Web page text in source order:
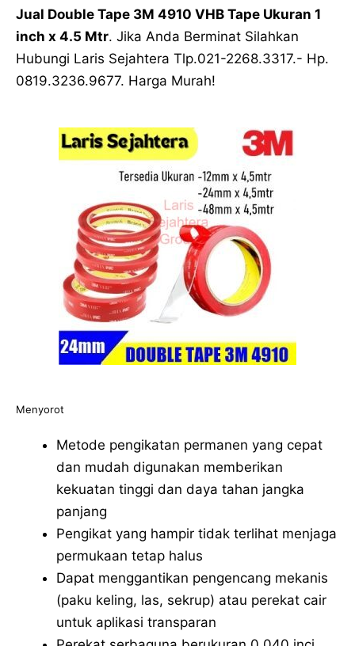
Jual Double Tape 3M 4910 VHB Tape Ukuran 1
inch x 4.5 Mtr. Jika Anda Berminat Silahkan
Hubungi Laris Sejahtera Tlp.021-2268.3317.- Hp.
0819.3236.9677. Harga Murah!
Menyorot
Metode pengikatan permanen yang cepat
dan mudah digunakan memberikan
kekuatan tinggi dan daya tahan jangka
panjang
Pengikat yang hampir tidak terlihat menjaga
permukaan tetap halus
Dapat menggantikan pengencang mekanis
(paku keling, las, sekrup) atau perekat cair
untuk aplikasi transparan